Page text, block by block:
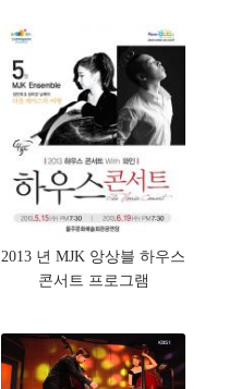
2013 년 MJK 앙상블 하우스
콘서트 프로그램